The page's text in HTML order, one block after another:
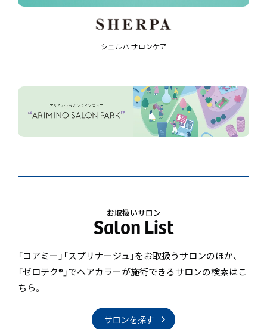
シェルパ サロンケア
お取扱いサロン
「コアミー」「スプリナージュ」をお取扱うサロンのほか、
「ゼロテク®」でヘアカラーが施術できるサロンの検索はこ
ちら。
サロンを探す